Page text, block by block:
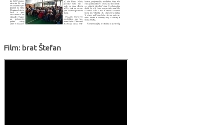
Film: brat Štefan